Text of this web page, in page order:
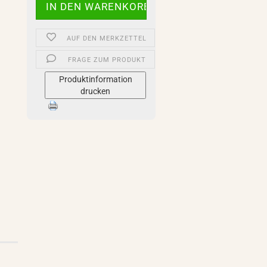
AUF DEN MERKZETTEL
FRAGE ZUM PRODUKT
Produktinformation
drucken